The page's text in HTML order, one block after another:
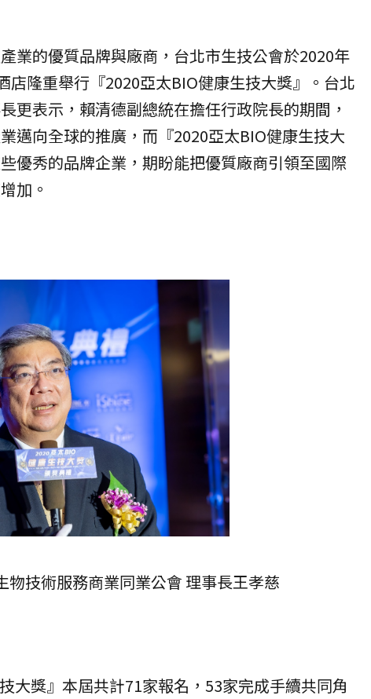
業的優質品牌與廠商，台北市生技公會於2020年
店隆重舉行『2020亞太BIO健康生技大獎』。台北
更表示，賴清德副總統在擔任行政院長的期間，
邁向全球的推廣，而『2020亞太BIO健康生技大
優秀的品牌企業，期盼能把優質廠商引領至國際
加。
物技術服務商業同業公會 理事長王孝慈
大獎』本屆共計71家報名，53家完成手續共同角